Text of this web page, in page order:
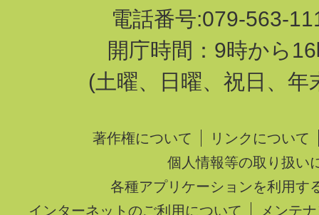
電話番号:079-563-
開庁時間：9時から
(土曜、日曜、祝日、年
著作権について
リンクについて
個人情報等の取り扱い
各種アプリケーションを利用す
インターネットのご利用について
メンテ